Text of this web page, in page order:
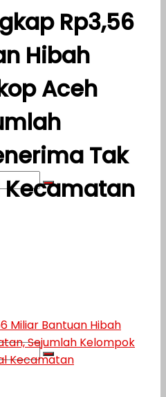
Rp3,56
Hibah
Aceh
Tak